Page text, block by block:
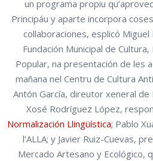
un programa propiu
Principáu y aparte incorpora
collaboraciones, esplicó
Fundación Municipal de
Popular, na presentación de les
mañana nel Centru de Cultura
Antón García, direutor xeneral de
Xosé Rodríguez López,
Normalización Llingüística; Pablo
l’ALLA; y Javier Ruiz-Cuevas,
Mercado Artesano y Ecológico,